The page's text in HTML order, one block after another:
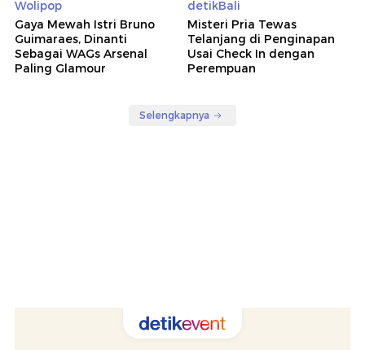
Wolipop
Gaya Mewah Istri Bruno
Guimaraes, Dinanti
Sebagai WAGs Arsenal
Paling Glamour
detikBali
Misteri Pria Tewas
Telanjang di Penginapan
Usai Check In dengan
Perempuan
Selengkapnya